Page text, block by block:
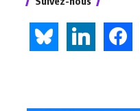
bluesky linkedin facebook